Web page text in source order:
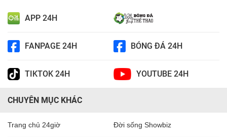
APP 24H
FANPAGE 24H BÓNG ĐÁ 24H
TIKTOK 24H YOUTUBE 24H
CHUYÊN MỤC KHÁC
Trang chủ 24giờ Đời sống Showbiz